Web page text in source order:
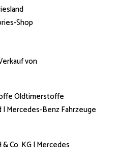
Shop
von
Oldtimerstoffe
Mercedes-Benz Fahrzeuge
Co. KG | Mercedes